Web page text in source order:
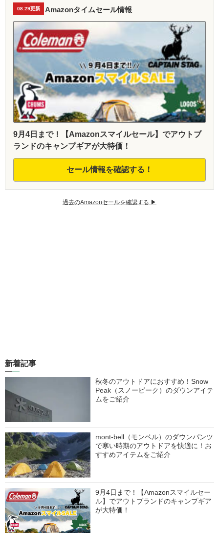
08.29更新 Amazonタイムセール情報
9月4日まで！【Amazonスマイルセール】でアウトブ
ランドのキャンプギアが大特価！
セール情報を確認する！
過去のAmazonセールを確認する ▶︎
新着記事
秋冬のアウトドアにおすすめ！Snow
Peak（スノーピーク）のダウンアイテ
ムをご紹介
mont-bell（モンベル）のダウンパンツ
で寒い時期のアウトドアを快適に！お
すすめアイテムをご紹介
9月4日まで！【Amazonスマイルセー
ル】でアウトブランドのキャンプギア
が大特価！